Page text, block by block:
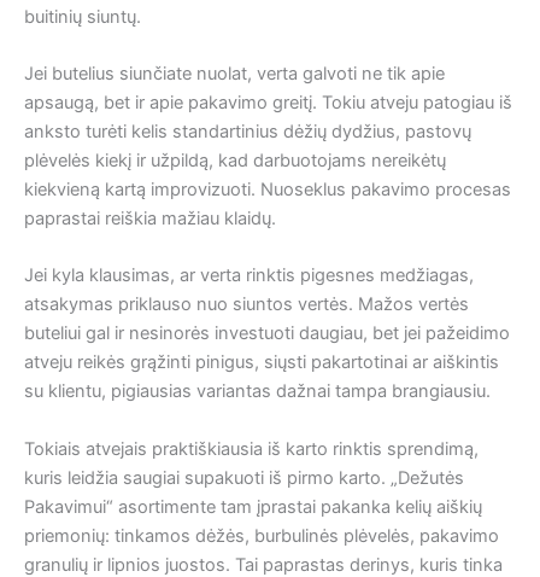
buitinių siuntų.
Jei butelius siunčiate nuolat, verta galvoti ne tik apie
apsaugą, bet ir apie pakavimo greitį. Tokiu atveju patogiau iš
anksto turėti kelis standartinius dėžių dydžius, pastovų
plėvelės kiekį ir užpildą, kad darbuotojams nereikėtų
kiekvieną kartą improvizuoti. Nuoseklus pakavimo procesas
paprastai reiškia mažiau klaidų.
Jei kyla klausimas, ar verta rinktis pigesnes medžiagas,
atsakymas priklauso nuo siuntos vertės. Mažos vertės
buteliui gal ir nesinorės investuoti daugiau, bet jei pažeidimo
atveju reikės grąžinti pinigus, siųsti pakartotinai ar aiškintis
su klientu, pigiausias variantas dažnai tampa brangiausiu.
Tokiais atvejais praktiškiausia iš karto rinktis sprendimą,
kuris leidžia saugiai supakuoti iš pirmo karto. „Dežutės
Pakavimui“ asortimente tam įprastai pakanka kelių aiškių
priemonių: tinkamos dėžės, burbulinės plėvelės, pakavimo
granulių ir lipnios juostos. Tai paprastas derinys, kuris tinka